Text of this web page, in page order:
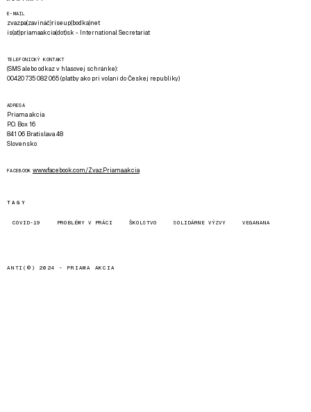
E-MAIL
zvazpa(zavináč)riseup(bodka)net
is(at)priamaakcia(dot)sk - International Secretariat
TELEFONICKÝ KONTAKT
(SMS alebo odkaz v hlasovej schránke):
00420 735 082 065 (platby ako pri volaní do Českej republiky)
ADRESA
Priama akcia
P.O. Box 16
841 06 Bratislava 48
Slovensko
FACEBOOK www.facebook.com/Zvaz.Priama.akcia
TAGY
COVID-19 PROBLÉMY V PRÁCI ŠKOLSTVO SOLIDÁRNE VÝZVY VEGANANA
ANTI(©) 2024 - PRIAMA AKCIA